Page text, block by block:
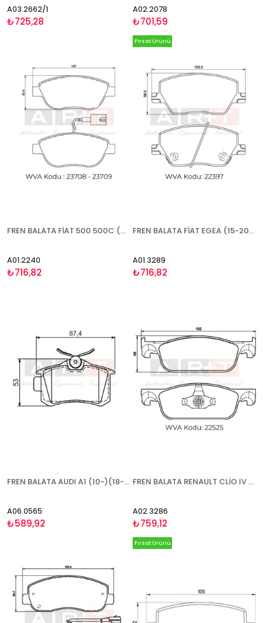
A03.2662/1
₺725,28
A02.2078
₺701,59
FREN BALATA FİAT 500 500C (08-) BRAVO (08-14) DOBLO (00-)(10-) FİORİNO (07-) GRANDE PUNTO (05-) LİNEA (07-) PUNTO (12-) PUNTO EVO (08-) OPEL COMBO (12-18) BÜYÜK TİP - ÇİFT İKAZ KABLOLU ÖN
A01.2240
₺716,82
FREN BALATA FİAT EGEA (15-20) KÜÇÜK TİP - ÖN
A01.3289
₺716,82
Fırsat Ürünü
FREN BALATA AUDI A1 (10-)(18-) A3 (96-03)(03-13) A4 (94-01)(01-04)(04-08) A6 (97-05) A8 (94-02)(02-10) TT (98-06) CITROEN BERLINGO (96-11) C2 (03-) C3 (03-08)(09-)(20-) C3 AİRCROSS (17-) C4 CACTUS (14-) C4 (04-11)(11-) C4 ARCROSS (18-) C-ELYSEE (13-) C8(0
A06.0565
₺589,92
FREN BALATA RENAULT CLİO IV (13-) SYMBOL III (13-) TWİNGO (14-) DACİA LOGAN I-II MCV SANDERO (07-)(12-) - UZUN KULAK ÖN
A02.3286
₺759,12
Fırsat Ürünü